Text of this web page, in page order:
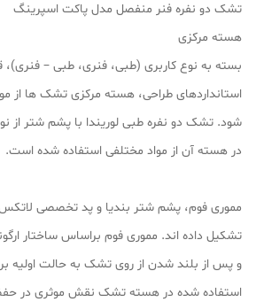
تشک دو نفره فنر منفصل مدل پاکت اسپرینگ
هسته مرکزی
بسته به نوع کاربری (طبی، فنری، طبی –
استانداردهای طراحی، هسته مرکزی تشک ها از
شود. تشک دو نفره طبی لوریندا با پشم شتر از
در هسته آن از مواد مختلفی استفاده شده است.
مموری فوم، پشم شتر بندیا و پد تخصصی
تشکیل داده اند. مموری فوم براساس ساختار
و پس از بلند شدن از روی تشک به حالت اولیه
استفاده شده در هسته تشک نقش موثری در حفظ